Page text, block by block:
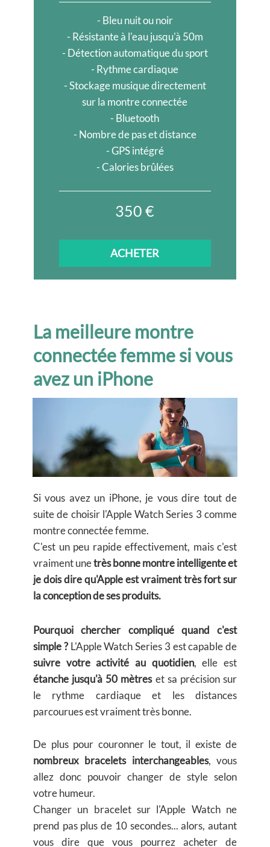
- Bleu nuit ou noir
​- Résistante à l'eau jusqu'à 50m
- ​Détection automatique du sport
- Rythme cardiaque
- ​Stockage musique directement
sur la montre connectée
- Bluetooth
- Nombre de pas et distance
- ​GPS intégré
- Calories brûlées
350 €
ACHETER
La meilleure montre
connectée femme si vous
avez un iPhone
Si vous avez un iPhone, je vous dire tout de
suite de choisir l'Apple Watch Series 3 comme
montre connectée femme.
C'est un peu rapide effectivement, mais c'est
vraiment unetrès bonne montre intelligente et
je dois dire qu'Apple est vraiment très fort sur
la conception de ses produits.
Pourquoi chercher compliqué quand c'est
simple ?L'Apple Watch Series 3 est capable de
suivre votre activité au quotidien, elle est
étanche jusqu'à 50 mètreset sa précision sur
le rythme cardiaque et les distances
parcourues est vraiment très bonne.
De plus pour couronner le tout, il existe de
nombreux bracelets interchangeables, vous
allez donc pouvoir changer de style selon
votre humeur.
Changer un bracelet sur l'Apple Watch ne
prend pas plus de 10 secondes... alors, autant
vous dire que vous pourrez acheter de